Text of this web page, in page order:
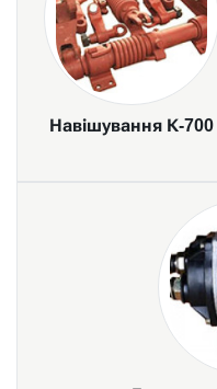
Навішування К-700